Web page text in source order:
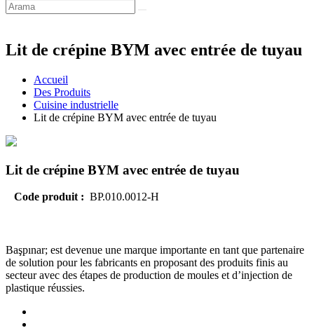
Lit de crépine BYM avec entrée de tuyau
Accueil
Des Produits
Cuisine industrielle
Lit de crépine BYM avec entrée de tuyau
Lit de crépine BYM avec entrée de tuyau
Code produit : BP.010.0012-H
Başpınar; est devenue une marque importante en tant que partenaire
de solution pour les fabricants en proposant des produits finis au
secteur avec des étapes de production de moules et d’injection de
plastique réussies.